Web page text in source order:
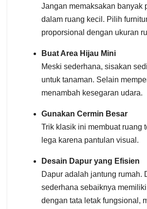
Jangan memaksakan banyak
dalam ruang kecil. Pilih
proporsional dengan ukuran
Buat Area Hijau Mini
Meski sederhana, sisakan
untuk tanaman. Selain
menambah kesegaran udara.
Gunakan Cermin Besar
Trik klasik ini membuat ruang
lega karena pantulan visual.
Desain Dapur yang Efisien
Dapur adalah jantung rumah.
sederhana sebaiknya
dengan tata letak fungsional,